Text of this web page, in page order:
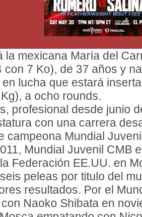
la mexicana María del
con 7 Ko), de 37 años y
lucha que estará
a ocho rounds.
profesional desde junio
con una carrera
campeona Mundial
Mundial Juvenil CMB
Federación EE.UU. en
peleas por titulo del
resultados. Por el
Naoko Shibata en